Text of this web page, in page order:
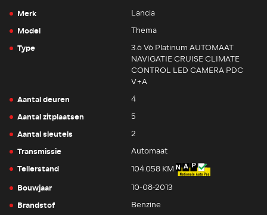
Merk Lancia
Model Thema
Type
3.6 V6 Platinum AUTOMAAT
NAVIGATIE CRUISE CLIMATE
CONTROL LED CAMERA PDC
V+A
Aantal deuren 4
Aantal zitplaatsen 5
Aantal sleutels 2
Transmissie Automaat
Tellerstand 104.058 KM
Bouwjaar 10-08-2013
Brandstof Benzine